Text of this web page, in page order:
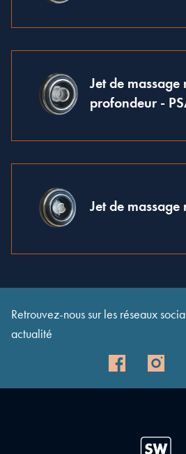
Jet de
profondeur -
Jet de
Retrouvez-nous sur les réseaux
actualité